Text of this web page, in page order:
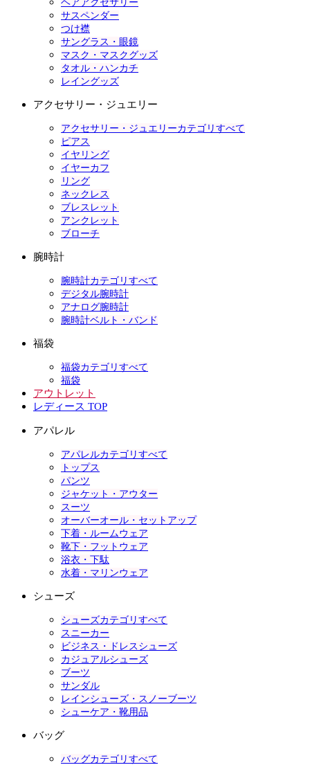
ヘアアクセサリー
サスペンダー
つけ襟
サングラス・眼鏡
マスク・マスクグッズ
タオル・ハンカチ
レイングッズ
アクセサリー・ジュエリー
アクセサリー・ジュエリーカテゴリすべて
ピアス
イヤリング
イヤーカフ
リング
ネックレス
ブレスレット
アンクレット
ブローチ
腕時計
腕時計カテゴリすべて
デジタル腕時計
アナログ腕時計
腕時計ベルト・バンド
福袋
福袋カテゴリすべて
福袋
アウトレット
レディース TOP
アパレル
アパレルカテゴリすべて
トップス
パンツ
ジャケット・アウター
スーツ
オーバーオール・セットアップ
下着・ルームウェア
靴下・フットウェア
浴衣・下駄
水着・マリンウェア
シューズ
シューズカテゴリすべて
スニーカー
ビジネス・ドレスシューズ
カジュアルシューズ
ブーツ
サンダル
レインシューズ・スノーブーツ
シューケア・靴用品
バッグ
バッグカテゴリすべて